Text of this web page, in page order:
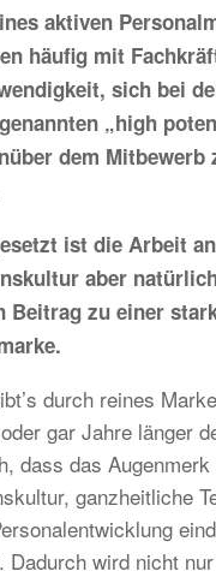
aktiven
häufig mit
sich bei
„high
dem Mitbewerb
ist die Arbeit
aber
Beitrag zu einer
durch reines
gar Jahre länger
dass das Augenmerk
ganzheitliche
Dadurch wird nicht